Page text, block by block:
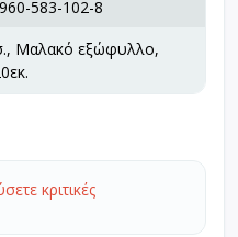
583-102-8
Μαλακό εξώφυλλο,
κριτικές